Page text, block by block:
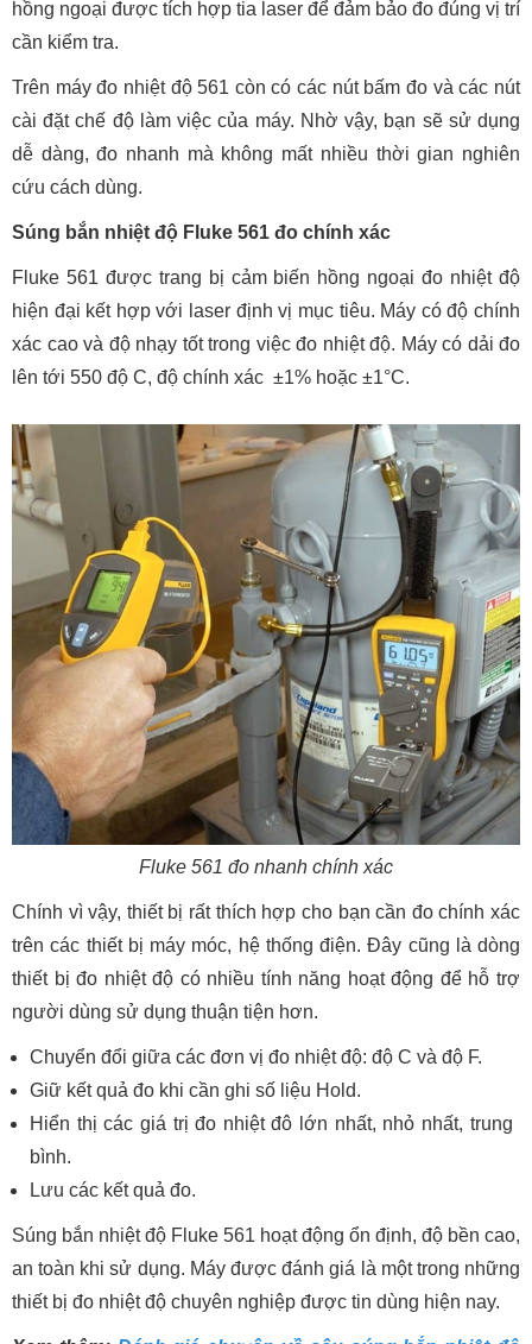
hồng ngoại được tích hợp tia laser để đảm bảo đo đúng vị trí
cần kiểm tra.
Trên máy đo nhiệt độ 561 còn có các nút bấm đo và các nút
cài đặt chế độ làm việc của máy. Nhờ vậy, bạn sẽ sử dụng
dễ dàng, đo nhanh mà không mất nhiều thời gian nghiên
cứu cách dùng.
Súng bắn nhiệt độ Fluke 561 đo chính xác
Fluke 561 được trang bị cảm biến hồng ngoại đo nhiệt độ
hiện đại kết hợp với laser định vị mục tiêu. Máy có độ chính
xác cao và độ nhạy tốt trong việc đo nhiệt độ. Máy có dải đo
lên tới 550 độ C, độ chính xác ±1% hoặc ±1°C.
Fluke 561 đo nhanh chính xác
Chính vì vậy, thiết bị rất thích hợp cho bạn cần đo chính xác
trên các thiết bị máy móc, hệ thống điện. Đây cũng là dòng
thiết bị đo nhiệt độ có nhiều tính năng hoạt động để hỗ trợ
người dùng sử dụng thuận tiện hơn.
Chuyển đổi giữa các đơn vị đo nhiệt độ: độ C và độ F.
Giữ kết quả đo khi cần ghi số liệu Hold.
Hiển thị các giá trị đo nhiệt đô lớn nhất, nhỏ nhất, trung
bình.
Lưu các kết quả đo.
Súng bắn nhiệt độ Fluke 561 hoạt động ổn định, độ bền cao,
an toàn khi sử dụng. Máy được đánh giá là một trong những
thiết bị đo nhiệt độ chuyên nghiệp được tin dùng hiện nay.